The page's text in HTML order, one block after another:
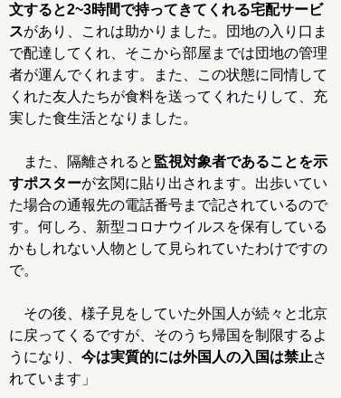
文すると2~3時間で持ってきてくれる宅配サービ
スがあり、これは助かりました。団地の入り口ま
で配達してくれ、そこから部屋までは団地の管理
者が運んでくれます。また、この状態に同情して
くれた友人たちが食料を送ってくれたりして、充
実した食生活となりました。
また、隔離されると 監視対象者であることを示
すポスターが玄関に貼り出されます。出歩いてい
た場合の通報先の電話番号まで記されているので
す。何しろ、新型コロナウイルスを保有している
かもしれない人物として見られていたわけですの
で。
その後、様子見をしていた外国人が続々と北京
に戻ってくるですが、そのうち帰国を制限するよ
うになり、 今は実質的には外国人の入国は禁止さ
れています」